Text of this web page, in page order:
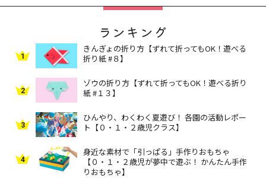
ランキング
1
きんぎょの折り方【ずれて折ってもOK！遊べる
折り紙 #８】
2
ゾウの折り方【ずれて折ってもOK！遊べる折り
紙 #１３】
3
ひんやり、わくわく夏遊び！ 各園の活動レポー
ト【０・１・２歳児クラス】
4
身近な素材で「引っぱる」手作りおもちゃ
【０・１・２歳児が夢中で遊ぶ！ かんたん手作
りおもちゃ】